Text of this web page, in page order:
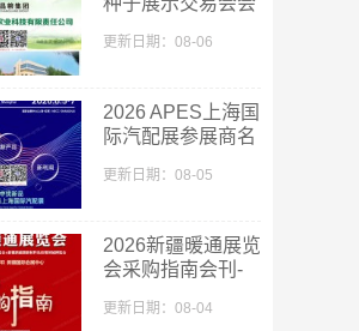
展商名录
更新日期：08-06
2026 APES上海国
际汽配展参展商名
更新日期：08-05
2026新疆暖通展览
会采购指南会刊-
更新日期：08-04